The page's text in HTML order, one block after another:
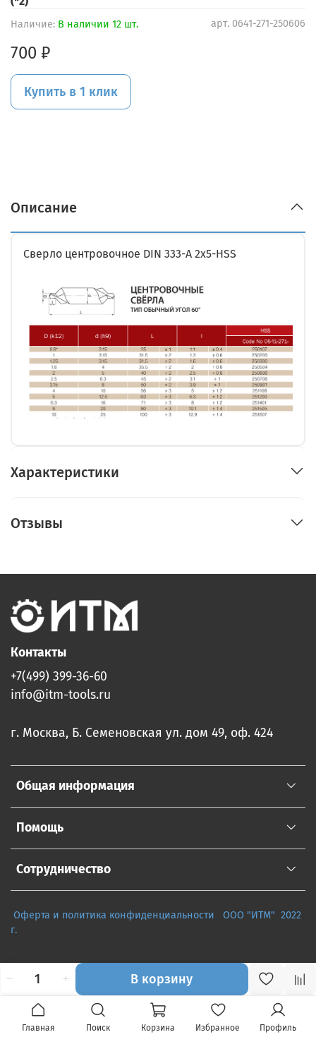
арт. 0641-271-250606
Наличие: В наличии 12 шт.
700 ₽
В корзину
Купить в 1 клик
Описание
Сверло центровочное DIN 333-A 2x5-HSS
Характеристики
Отзывы
Общая информация
Помощь
Сотрудничество
Контакты
+7(499) 399-36-60
info@itm-tools.ru
г. Москва, Б. Семеновская ул. дом 49, оф. 424
Оферта и политика конфиденциальности
ООО "ИТМ" 2022
г.
Главная Поиск Корзина Избранное Профиль